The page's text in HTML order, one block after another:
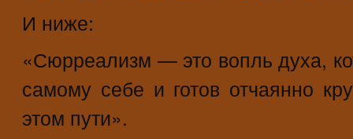
И ниже:
«Сюрреализм — это вопль духа,
самому себе и готов отчаянно
этом пути».